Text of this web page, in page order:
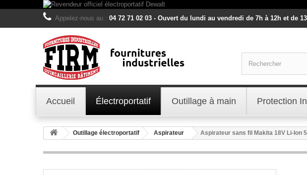
Appelez-nous au : 04 72 71 02 03 - Ouvert du lundi au vendredi de 7h à 12h et de
Accueil Électroportatif Outillage à main Protection
Outillage électroportatif Aspirateur Aspirateur sans fil Makita 18V Li-Ion